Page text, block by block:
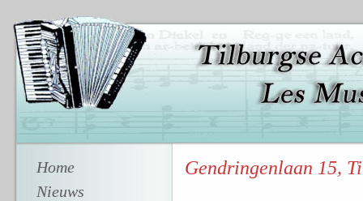
Home
Nieuws
Gendringenlaan 15,